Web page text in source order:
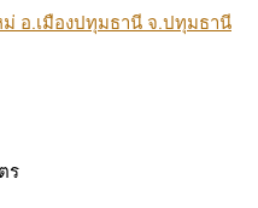
อ.เมืองปทุมธานี จ.ปทุมธานี
ร